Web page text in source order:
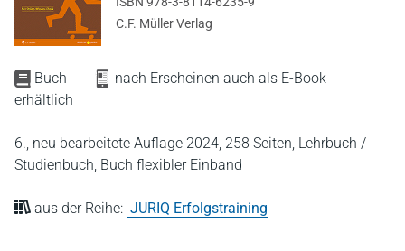
Buch
nach Erscheinen auch als E-Book
erhältlich
6., neu bearbeitete Auflage 2024, 258 Seiten, Lehrbuch /
Studienbuch, Buch flexibler Einband
aus der Reihe: JURIQ Erfolgstraining
C.F. Müller Verlag